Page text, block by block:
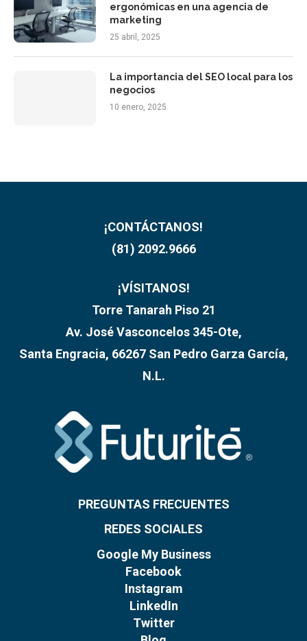
ergonómicas en una agencia de
marketing
25 abril, 2025
La importancia del SEO local para los
negocios
10 enero, 2025
¡CONTÁCTANOS!
(81) 2092.9666
¡VÍSITANOS!
Torre Tanarah Piso 21
Av. José Vasconcelos 345-Ote,
Santa Engracia, 66267 San Pedro Garza García,
N.L.
PREGUNTAS FRECUENTES
REDES SOCIALES
Google My Business
Facebook
Instagram
LinkedIn
Twitter